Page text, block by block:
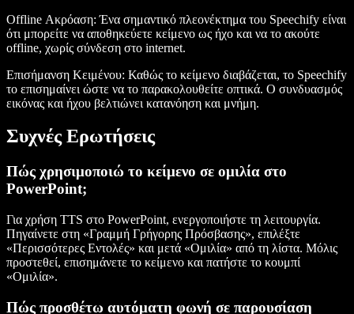
Offline Ακρόαση: Ένα σημαντικό πλεονέκτημα του Speechify είναι
ότι μπορείτε να αποθηκεύετε κείμενο ως ήχο και να το ακούτε
offline, χωρίς σύνδεση στο internet.
Επισήμανση Κειμένου: Καθώς το κείμενο διαβάζεται, το Speechify
το επισημαίνει ώστε να το παρακολουθείτε οπτικά. Ο συνδυασμός
εικόνας και ήχου βελτιώνει κατανόηση και μνήμη.
Συχνές Ερωτήσεις
Πώς χρησιμοποιώ το κείμενο σε ομιλία στο
PowerPoint;
Για χρήση TTS στο PowerPoint, ενεργοποιήστε τη λειτουργία.
Πηγαίνετε στη «Γραμμή Γρήγορης Πρόσβασης», επιλέξτε
«Περισσότερες Εντολές» και μετά «Ομιλία» από τη λίστα. Μόλις
προστεθεί, επισημάνετε το κείμενο και πατήστε το κουμπί
«Ομιλία».
Πώς προσθέτω αυτόματη φωνή σε παρουσίαση